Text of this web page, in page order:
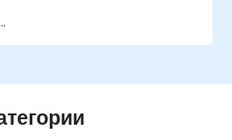
ИИ рамки и
за внедряване на модели на
и разработват ИИ приложения
за мобилни и IoT